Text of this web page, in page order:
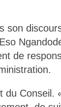
son
de
du Conseil.